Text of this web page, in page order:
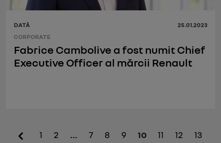
DATĂ
25.01.2023
CORPORATE
Fabrice Cambolive a fost numit Chief
Executive Officer al mărcii Renault
1 2 ... 7 8 9 10 11 12
13